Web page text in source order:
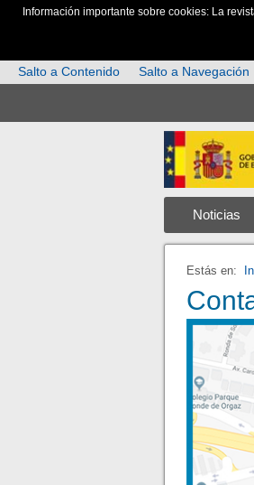
Información importante sobre cookies: La
Salto a Contenido
Salto a Navegación
Noticias
Estás en: